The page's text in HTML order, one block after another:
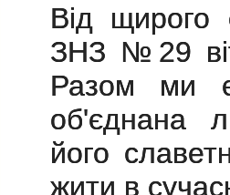
Від щирого
ЗНЗ №29
Разом ми
об'єднана
його
жити в